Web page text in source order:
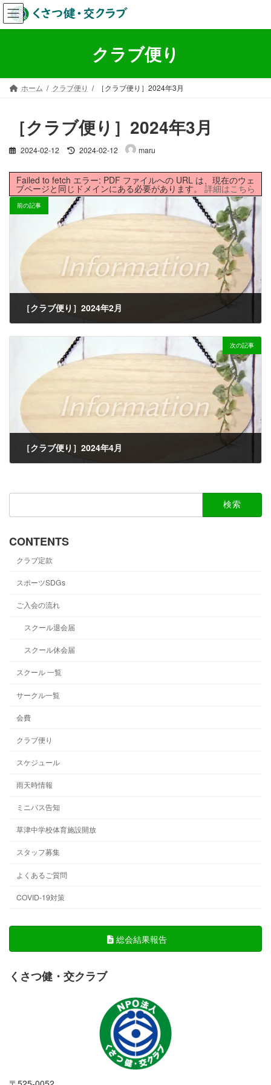
コ
ン
テ
ス
ナ
ビ
ゲ
ン
クラブ便り
ホーム クラブ便り ［クラブ便り］2024年3月
［クラブ便り］2024年3月
2024-02-12
最
更
新
日
時
2024-02-12 maru
Failed to fetch エラー: PDF ファイルへの URL は、現在のウェ
ブページと同じドメインにある必要があります。詳細はこちら
前の記事
［クラブ便り］2024年2月
次の記事
［クラブ便り］2024年4月
検
CONTENTS
クラブ定款
スポーツSDGs
ご入会の流れ
スクール退会届
スクール休会届
スクール 一覧
サークル一覧
会費
クラブ便り
スケジュール
雨天時情報
ミニバス告知
草津中学校体育施設開放
スタッフ募集
よくあるご質問
COVID-19対策
総会結果報告
くさつ健・交クラブ